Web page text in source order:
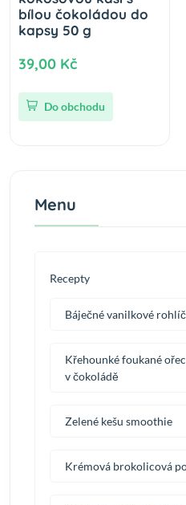
bílou čokoládou do
kapsy 50 g
39,00 Kč
Do obchodu
Menu
Recepty
Báječné vanilkové
Křehounké foukané
v čokoládě
Zelené kešu smoothie
Krémová brokolicová